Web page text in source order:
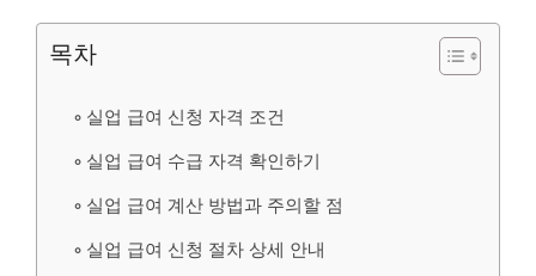
목차
실업 급여 신청 자격 조건
실업 급여 수급 자격 확인하기
실업 급여 계산 방법과 주의할 점
실업 급여 신청 절차 상세 안내